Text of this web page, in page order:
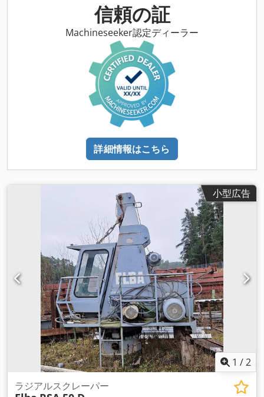
m。 Csdpfsv Tb A Isx Ah Isrf 完全に機能します。 詳細につい
ては、タイププレートを参照してください。
信頼の証
Machineseeker認定ディーラー
詳細情報はこちら
小型広告
1 /2
ラジアルスクレーパー